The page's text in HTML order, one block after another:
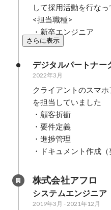
して採用活動を行なっ
<担当職種>
・新卒エンジニア
さらに表示
デジタルパートナー
2022年3月
クライアントのスマ
を担当していました
・顧客折衝
・要件定義
・進捗管理
・ドキュメント作成
株式会社アフロ
システムエンジニア
2019年3月 -2021年12月